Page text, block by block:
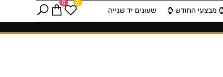
0 0
מבצעי החודש ⌚️ שעונים יד שנייה